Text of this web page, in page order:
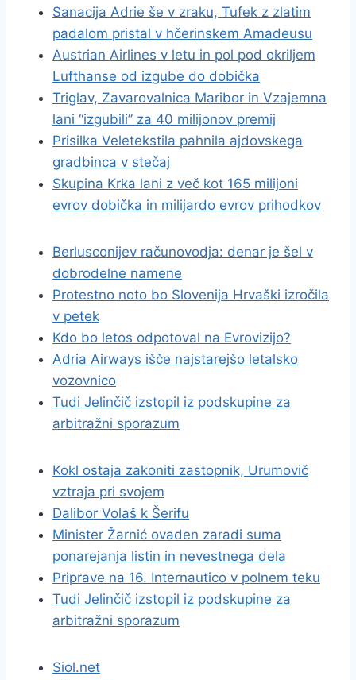
Sanacija Adrie še v zraku, Tufek z zlatim
padalom pristal v hčerinskem Amadeusu
Austrian Airlines v letu in pol pod okriljem
Lufthanse od izgube do dobička
Triglav, Zavarovalnica Maribor in Vzajemna
lani “izgubili” za 40 milijonov premij
Prisilka Veletekstila pahnila ajdovskega
gradbinca v stečaj
Skupina Krka lani z več kot 165 milijoni
evrov dobička in milijardo evrov prihodkov
Berlusconijev računovodja: denar je šel v
dobrodelne namene
Protestno noto bo Slovenija Hrvaški izročila
v petek
Kdo bo letos odpotoval na Evrovizijo?
Adria Airways išče najstarejšo letalsko
vozovnico
Tudi Jelinčič izstopil iz podskupine za
arbitražni sporazum
Kokl ostaja zakoniti zastopnik, Urumovič
vztraja pri svojem
Dalibor Volaš k Šerifu
Minister Žarnić ovaden zaradi suma
ponarejanja listin in nevestnega dela
Priprave na 16. Internautico v polnem teku
Tudi Jelinčič izstopil iz podskupine za
arbitražni sporazum
Siol.net